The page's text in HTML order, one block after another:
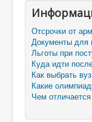
Отсрочки от
Документы для
Льготы при
Куда идти
Как выбрать вуз
Какие
Чем